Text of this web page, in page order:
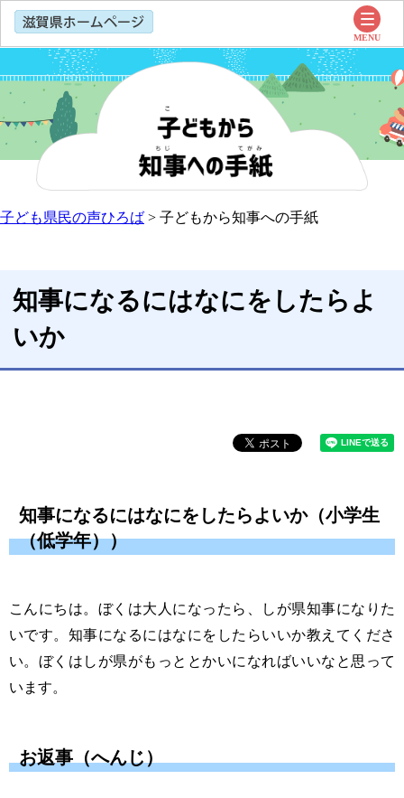
子ども県民の声ひろば > 子どもから知事への手紙
知事になるにはなにをしたらよ
いか
知事になるにはなにをしたらよいか（小学生
（低学年））
こんにちは。ぼくは大人になったら、しが県知事になりた
いです。知事になるにはなにをしたらいいか教えてくださ
い。ぼくはしが県がもっととかいになればいいなと思って
います。
お返事（へんじ）